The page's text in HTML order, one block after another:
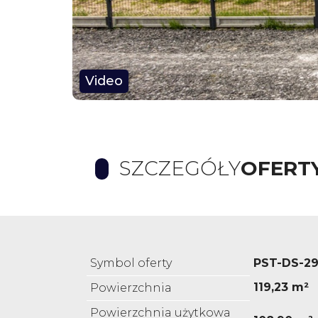
Video
SZCZEGÓŁY
Symbol oferty
PST-DS-
Powierzchnia
119,23 m²
Powierzchnia użytkowa